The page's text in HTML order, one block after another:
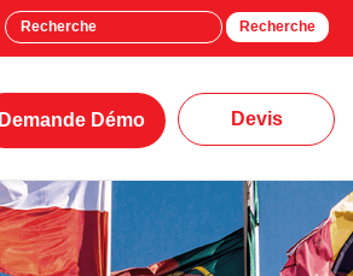
Recherche
Demande Démo Devis